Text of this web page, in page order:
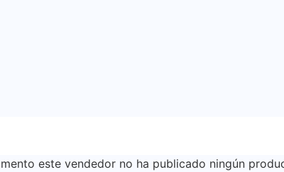
este vendedor no ha publicado ningún